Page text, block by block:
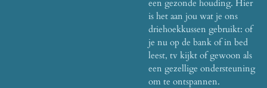
een gezonde houding. Hier
is het aan jou wat je ons
driehoekkussen gebruikt: of
je nu op de bank of in bed
leest, tv kijkt of gewoon als
een gezellige ondersteuning
om te ontspannen.